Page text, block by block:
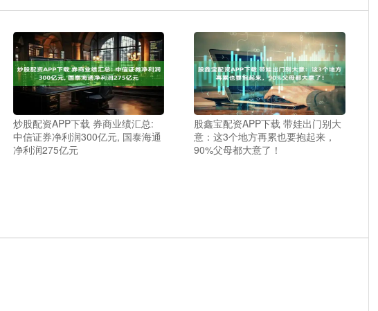
炒股配资APP下载 券商业绩汇总:
中信证券净利润300亿元, 国泰海通
净利润275亿元
股鑫宝配资APP下载 带娃出门别大
意：这3个地方再累也要抱起来，
90%父母都大意了！